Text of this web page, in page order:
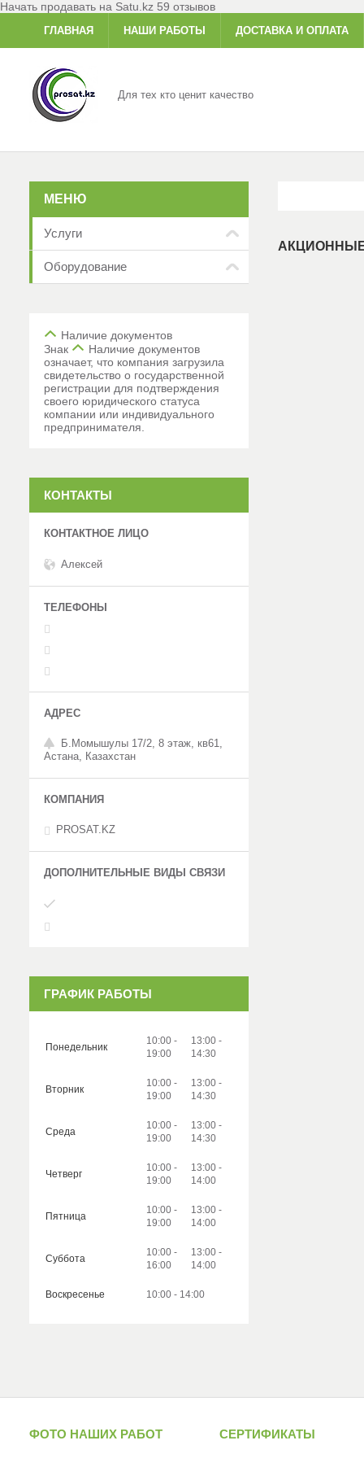
Начать продавать на Satu.kz 59 отзывов
ГЛАВНАЯ НАШИ РАБОТЫ ДОСТАВКА И ОПЛАТА
Для тех кто ценит качество
Услуги
Оборудование
Наличие документов
Знак
Наличие документов
означает, что компания загрузила
свидетельство о государственной
регистрации для подтверждения
своего юридического статуса
компании или индивидуального
предпринимателя.
КОНТАКТЫ
Алексей
Б.Момышулы 17/2, 8 этаж, кв61,
Астана, Казахстан
PROSAT.KZ
ГРАФИК РАБОТЫ
Понедельник
10:00
19:00
13:00
14:30
Вторник
10:00
19:00
13:00
14:30
Среда
10:00
19:00
13:00
14:30
Четверг
10:00
19:00
13:00
14:00
Пятница
10:00
19:00
13:00
14:00
Суббота
10:00
16:00
13:00
14:00
Воскресенье 10:00 14:00
ФОТО НАШИХ РАБОТ СЕРТИФИКАТЫ